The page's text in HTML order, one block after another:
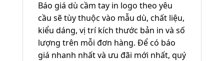
Báo giá dù cầm tay in logo theo yêu
cầu sẽ tùy thuộc vào mẫu dù, chất liệu,
kiểu dáng, vị trí kích thước bản in và số
lượng trên mỗi đơn hàng. Để có báo
giá nhanh nhất và ưu đãi mới nhất, quý